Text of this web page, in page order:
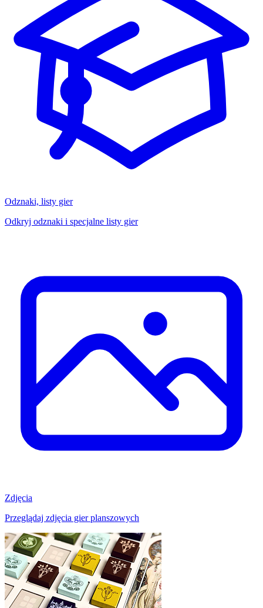
Odznaki, listy gier
Odkryj odznaki i specjalne listy gier
Zdjęcia
Przeglądaj zdjęcia gier planszowych